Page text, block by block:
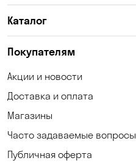
Каталог
Покупателям
Акции и новости
Доставка и оплата
Магазины
Часто задаваемые вопросы
Публичная оферта